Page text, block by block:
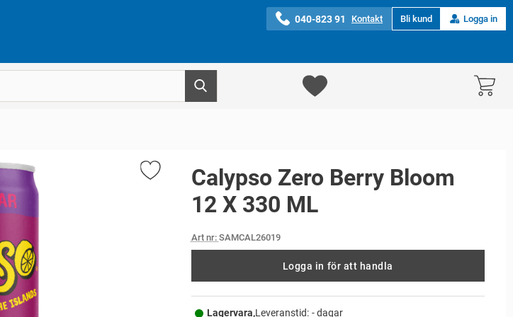
040-823 91 Kontakt Bli kund Logga in
Calypso Zero Berry Bloom
12 X 330 ML
Art nr: SAMCAL26019
Logga in för att handla
Lagervara,Leveranstid: - dagar